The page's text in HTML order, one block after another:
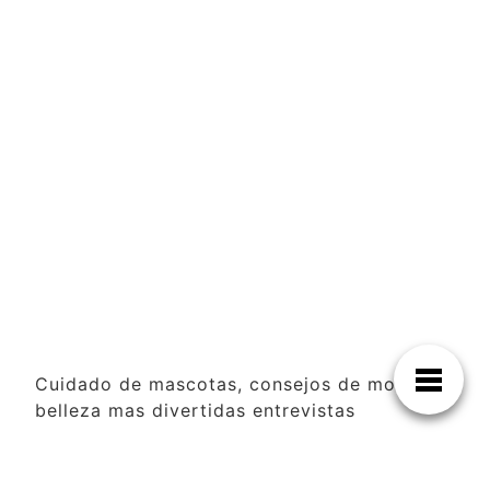
Cuidado de mascotas, consejos de moda y
belleza mas divertidas entrevistas